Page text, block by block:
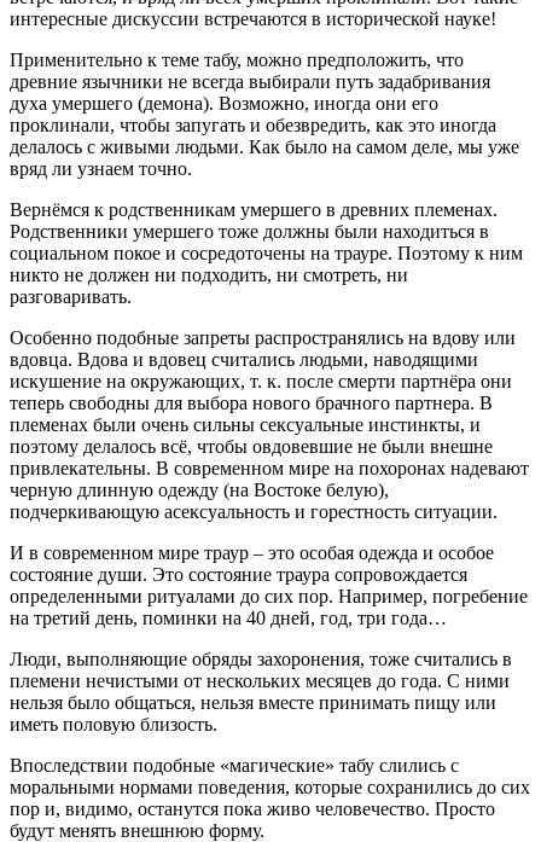
интересные дискуссии встречаются в исторической науке!
Применительно к теме табу, можно предположить, что
древние язычники не всегда выбирали путь задабривания
духа умершего (демона). Возможно, иногда они его
проклинали, чтобы запугать и обезвредить, как это иногда
делалось с живыми людьми. Как было на самом деле, мы уже
вряд ли узнаем точно.
Вернёмся к родственникам умершего в древних племенах.
Родственники умершего тоже должны были находиться в
социальном покое и сосредоточены на трауре. Поэтому к ним
никто не должен ни подходить, ни смотреть, ни
разговаривать.
Особенно подобные запреты распространялись на вдову или
вдовца. Вдова и вдовец считались людьми, наводящими
искушение на окружающих, т. к. после смерти партнёра они
теперь свободны для выбора нового брачного партнера. В
племенах были очень сильны сексуальные инстинкты, и
поэтому делалось всё, чтобы овдовевшие не были внешне
привлекательны. В современном мире на похоронах надевают
черную длинную одежду (на Востоке белую),
подчеркивающую асексуальность и горестность ситуации.
И в современном мире траур – это особая одежда и особое
состояние души. Это состояние траура сопровождается
определенными ритуалами до сих пор. Например, погребение
на третий день, поминки на 40 дней, год, три года…
Люди, выполняющие обряды захоронения, тоже считались в
племени нечистыми от нескольких месяцев до года. С ними
нельзя было общаться, нельзя вместе принимать пищу или
иметь половую близость.
Впоследствии подобные «магические» табу слились с
моральными нормами поведения, которые сохранились до сих
пор и, видимо, останутся пока живо человечество. Просто
будут менять внешнюю форму.